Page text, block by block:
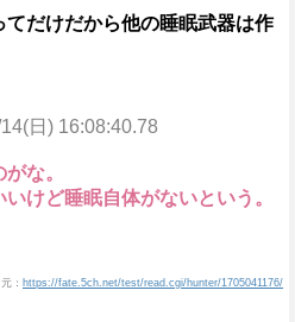
てだけだから他の睡眠武器は作
日) 16:08:40.78
な。
けど睡眠自体がないという。
： https://fate.5ch.net/test/read.cgi/hunter/1705041176/